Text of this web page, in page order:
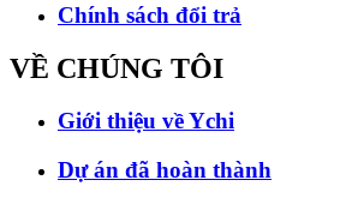
Chính sách đổi trả
VỀ CHÚNG TÔI
Giới thiệu về Ychi
Dự án đã hoàn thành